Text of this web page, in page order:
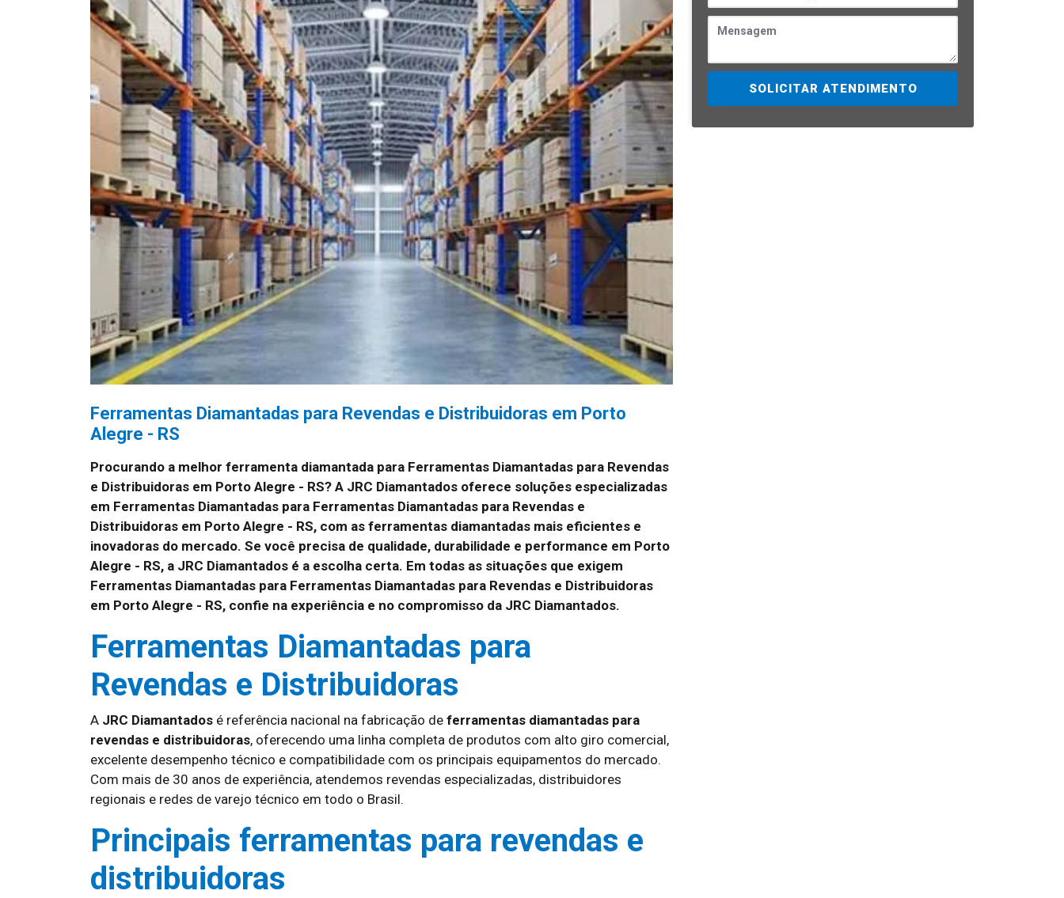
Ferramentas Diamantadas para Revendas e Distribuidoras em Porto
Alegre - RS
Procurando a melhor ferramenta diamantada para Ferramentas Diamantadas para Revendas
e Distribuidoras em Porto Alegre - RS? A JRC Diamantados oferece soluções especializadas
em Ferramentas Diamantadas para Ferramentas Diamantadas para Revendas e
Distribuidoras em Porto Alegre - RS, com as ferramentas diamantadas mais eficientes e
inovadoras do mercado. Se você precisa de qualidade, durabilidade e performance em Porto
Alegre - RS, a JRC Diamantados é a escolha certa. Em todas as situações que exigem
Ferramentas Diamantadas para Ferramentas Diamantadas para Revendas e Distribuidoras
em Porto Alegre - RS, confie na experiência e no compromisso da JRC Diamantados.
Ferramentas Diamantadas para
Revendas e Distribuidoras
A JRC Diamantados é referência nacional na fabricação de ferramentas diamantadas para
revendas e distribuidoras, oferecendo uma linha completa de produtos com alto giro comercial,
excelente desempenho técnico e compatibilidade com os principais equipamentos do mercado.
Com mais de 30 anos de experiência, atendemos revendas especializadas, distribuidores
regionais e redes de varejo técnico em todo o Brasil.
Principais ferramentas para revendas e
distribuidoras
SOLICITAR ATENDIMENTO